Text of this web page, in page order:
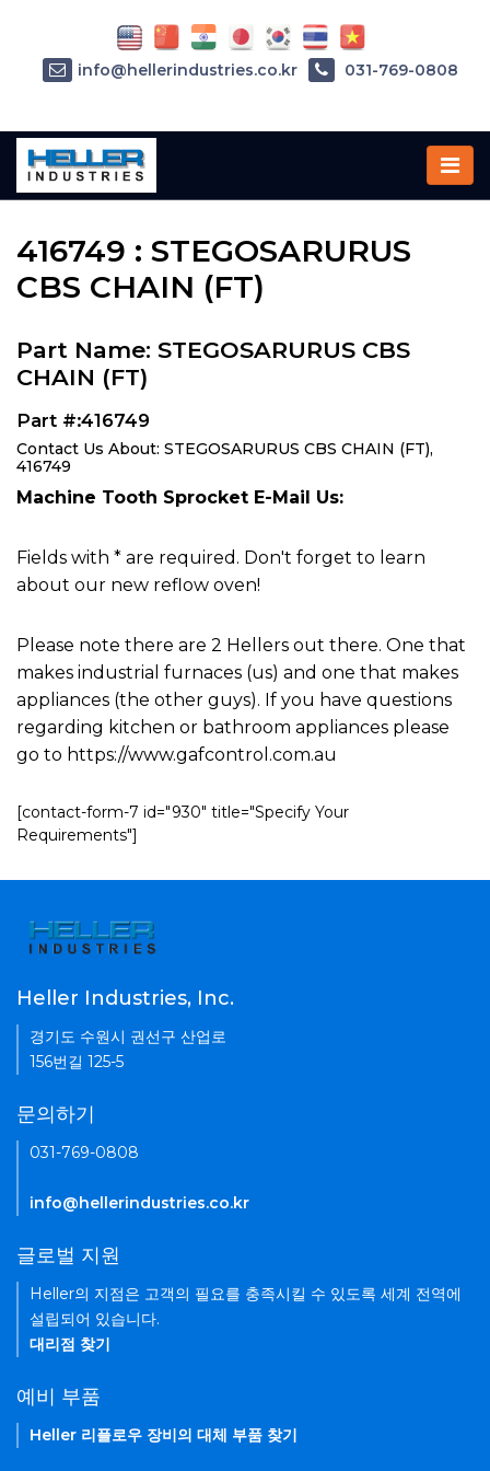
Home»Parts»416749
416749 : STEGOSARURUS
CBS CHAIN (FT)
Part Name: STEGOSARURUS CBS
CHAIN (FT)
Part #:416749
Contact Us About: STEGOSARURUS CBS CHAIN (FT),
416749
Machine Tooth Sprocket E-Mail Us:
Fields with * are required. Don't forget to learn
about our new reflow oven!
Please note there are 2 Hellers out there. One that
makes industrial furnaces (us) and one that makes
appliances (the other guys). If you have questions
regarding kitchen or bathroom appliances please
go to https://www.gafcontrol.com.au
[contact-form-7 id="930" title="Specify Your
Requirements"]
info@hellerindustries.co.kr 031-769-0808
Heller Industries, Inc.
경기도 수원시 권선구 산업로
156번길 125-5
문의하기
031-769-0808
info@hellerindustries.co.kr
글로벌 지원
Heller의 지점은 고객의 필요를 충족시킬 수 있도록 세계 전역에
설립되어 있습니다.
대리점 찾기
예비 부품
Heller 리플로우 장비의 대체 부품 찾기